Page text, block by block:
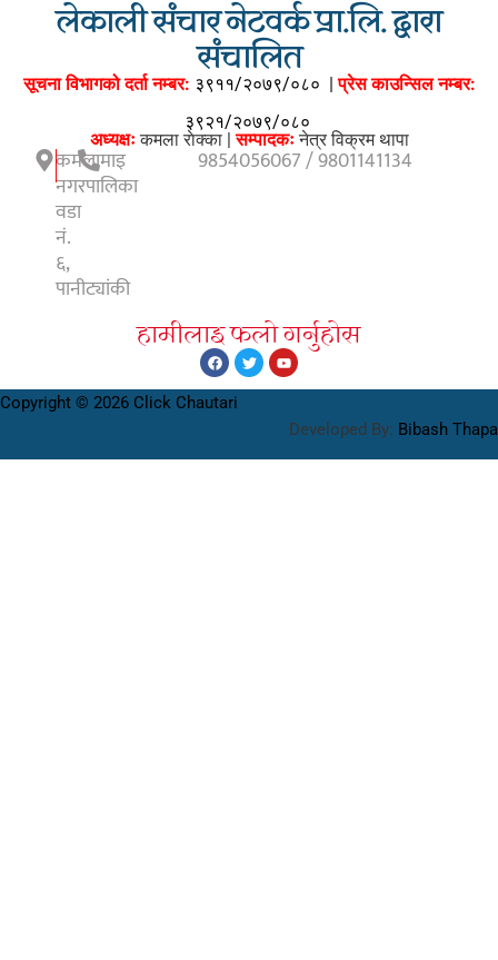
लेकाली संचार नेटवर्क प्रा.लि. द्वारा
संचालित
सूचना विभागको दर्ता नम्बर: ३९११/२०७९/०८० |प्रेस काउन्सिल नम्बर:
३९२१/२०७९/०८०
अध्यक्षःकमला राेक्का |सम्पादकःनेत्र विक्रम थापा
कमलामाइ
नगरपालिका
वडा
नं.
६,
पानीट्यांकी
9854056067 / 9801141134
हामीलाइ फलाे गर्नुहाेस
Copyright © 2026 Click Chautari
Developed By: Bibash Thapa